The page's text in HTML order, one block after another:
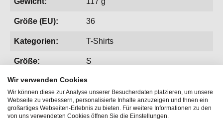
Größe (EU): 36
Kategorien: T-Shirts
Größe: S
Wir verwenden Cookies
Wir können diese zur Analyse unserer Besucherdaten platzieren, um unsere
Webseite zu verbessern, personalisierte Inhalte anzuzeigen und Ihnen ein
großartiges Webseiten-Erlebnis zu bieten. Für weitere Informationen zu den
von uns verwendeten Cookies öffnen Sie die Einstellungen.